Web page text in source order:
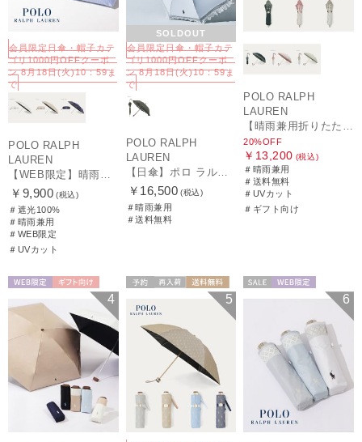
会員限定日傘・帽子カテ
ゴリ1000円OFFクーポ
ン 8月18日(火)10：59ま
で
POLO RALPH
LAUREN
【WEB限定】晴雨兼用折りたたみ日傘 ポロ ラルフ ローレン（POLO RALPH LAUREN）ワンポイントベア 遮光100 UV100
￥9,900 (税込)
＃遮光100%
＃晴雨兼用
＃WEB限定
＃UVカット
SOLDOUT
会員限定日傘・帽子カテ
ゴリ1000円OFFクーポ
ン 8月18日(火)10：59ま
で
POLO RALPH
LAUREN
【日傘】ポロ ラルフ ローレン(POLO RALPH LAUREN)エンブフリル 長傘 【公式ムーンバット】 遮光 遮熱 UV 晴雨兼用
￥16,500 (税込)
＃晴雨兼用
＃送料無料
POLO RALPH
LAUREN
【晴雨兼用折りたたみ日傘】ポロ ラルフ ローレン (POLO RALPH LAUREN) フローラル刺繍 遮光 遮熱 UV
20%OFF
￥13,200 (税込)
＃晴雨兼用
＃送料無料
＃UVカット
＃ギフト向け
ギフト向け
UNISEX
4
送料無料
ギフト向け
5 6